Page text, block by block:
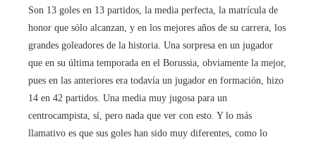
Son 13 goles en 13 partidos, la media perfecta, la matrícula de
honor que sólo alcanzan, y en los mejores años de su carrera, los
grandes goleadores de la historia. Una sorpresa en un jugador
que en su última temporada en el Borussia, obviamente la mejor,
pues en las anteriores era todavía un jugador en formación, hizo
14 en 42 partidos. Una media muy jugosa para un
centrocampista, sí, pero nada que ver con esto. Y lo más
llamativo es que sus goles han sido muy diferentes, como lo